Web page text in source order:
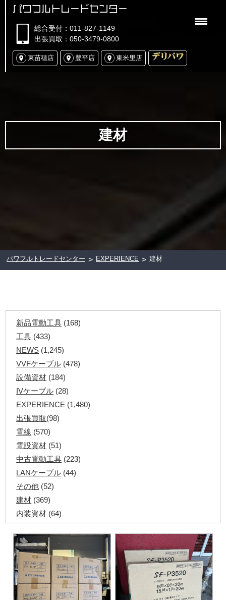
パワフルトレードセンター
総合受付：011-827-1149
出張買取：050-3479-0800
東苗穂店 豊平店 東米里店
建材
パワフルトレードセンター > EXPERIENCE > 建材
新品電動工具 (168)
工具 (433)
NEWS (1,245)
VVFケーブル (478)
設備資材 (184)
IVケーブル (28)
EXPERIENCE (1,480)
出張買取(98)
電線 (570)
電設資材 (51)
中古電動工具 (223)
LANケーブル (44)
その他 (52)
建材 (369)
内装資材 (64)
ペアコイル
その他ツール(48)
電化製品
(40)
その他建築資材
(113)
半端電線 (40)